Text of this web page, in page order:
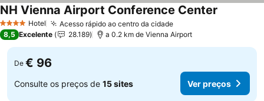
4 EstrelasHotel Acesso rápido ao centro da cidade
NH Vienna Airport Conference Center
8,5 Excelente 28.189 a 0.2 km de Vienna Airport
De € 96
Consulte os preços de 15 sites Ver preços